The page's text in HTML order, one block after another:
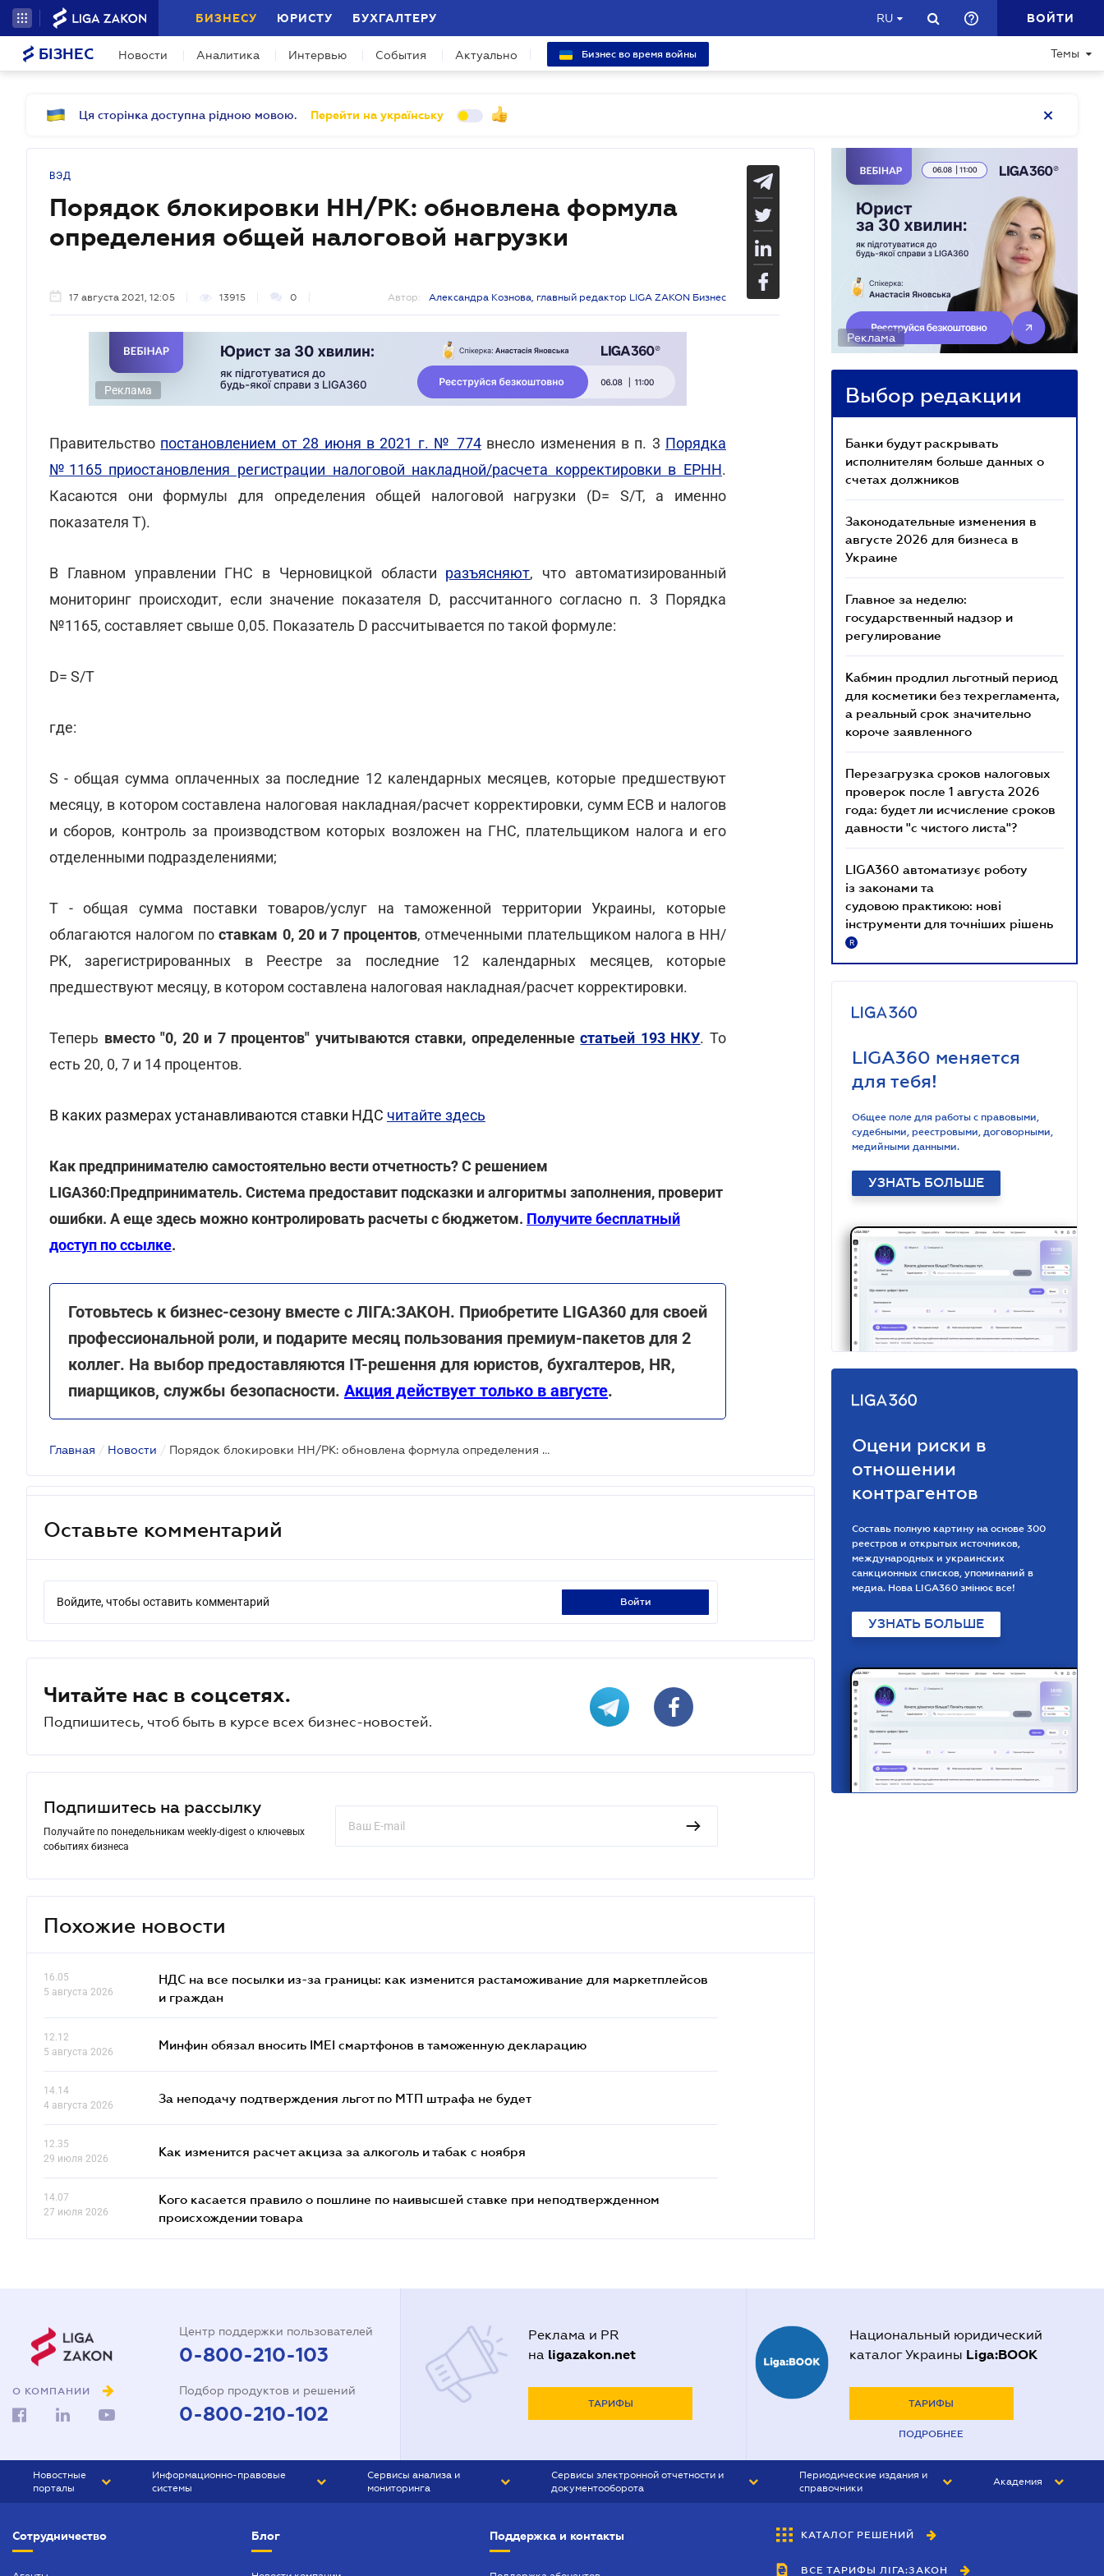
БИЗНЕСУ ЮРИСТУ БУХГАЛТЕРУ RU ВОЙТИ
БІЗНЕС Новости Аналитика Интервью События Актуально Бизнес во время войны Темы
Ця сторінка доступна рідною мовою. Перейти на українську
ВЭД
Порядок блокировки НН/РК: обновлена формула
определения общей налоговой нагрузки
17 августа 2021, 12:05 13915 0 Автор: Александра Кознова, главный редактор LIGA ZAKON Бизнес
Реклама
Правительство постановлением от 28 июня в 2021 г. № 774внесло изменения в п. 3 Порядка
№1165 приостановления регистрации налоговой накладной/расчета корректировки в ЕРНН.
Касаются они формулы для определения общей налоговой нагрузки (D= S/T, а именно
показателя T).
В Главном управлении ГНС в Черновицкой области разъясняют, что автоматизированный
мониторинг происходит, если значение показателя D, рассчитанного согласно п. 3 Порядка
№1165, составляет свыше 0,05. Показатель D рассчитывается по такой формуле:
D= S/T
где:
S - общая сумма оплаченных за последние 12 календарных месяцев, которые предшествуют
месяцу, в котором составлена налоговая накладная/расчет корректировки, сумм ЕСВ и налогов
и сборов, контроль за производством которых возложен на ГНС, плательщиком налога и его
отделенными подразделениями;
T - общая сумма поставки товаров/услуг на таможенной территории Украины, которые
облагаются налогом поставкам 0, 20 и 7 процентов, отмеченными плательщиком налога в НН/
РК, зарегистрированных в Реестре за последние 12 календарных месяцев, которые
предшествуют месяцу, в котором составлена налоговая накладная/расчет корректировки.
Теперь вместо "0, 20 и 7 процентов" учитываются ставки, определенныестатьей 193 НКУ. То
есть 20, 0, 7 и 14 процентов.
В каких размерах устанавливаются ставки НДС читайте здесь
Как предпринимателю самостоятельно вести отчетность? С решением
LIGA360:Предприниматель. Система предоставит подсказки и алгоритмы заполнения, проверит
ошибки. А еще здесь можно контролировать расчеты с бюджетом. Получите бесплатный
доступ по ссылке.
Готовьтесь к бизнес-сезону вместе с ЛІГА:ЗАКОН. Приобретите LIGA360 для своей
профессиональной роли, и подарите месяц пользования премиум-пакетов для 2
коллег. На выбор предоставляются ІТ-решення для юристов, бухгалтеров, HR,
пиарщиков, службы безопасности. Акция действует только в августе.
Главная / Новости / Порядок блокировки НН/РК: обновлена формула определения общей налоговой нагрузки
Оставьте комментарий
Войдите, чтобы оставить комментарий войти
Читайте нас в соцсетях.
Подпишитесь, чтоб быть в курсе всех бизнес-новостей.
Подпишитесь на рассылку
Получайте по понедельникам weekly-digest о ключевых
событиях бизнеса
Похожие новости
16.05
5 августа 2026
НДС на все посылки из-за границы: как изменится растаможивание для маркетплейсов
и граждан
12.12
5 августа 2026
Минфин обязал вносить IMEI смартфонов в таможенную декларацию
14.14
4 августа 2026
За неподачу подтверждения льгот по МТП штрафа не будет
12.35
29 июля 2026
Как изменится расчет акциза за алкоголь и табак с ноября
14.07
27 июля 2026
Кого касается правило о пошлине по наивысшей ставке при неподтвержденном
происхождении товара
Реклама
Выбор редакции
Банки будут раскрывать
исполнителям больше данных о
счетах должников
Законодательные изменения в
августе 2026 для бизнеса в
Украине
Главное за неделю:
государственный надзор и
регулирование
Кабмин продлил льготный период
для косметики без техрегламента,
а реальный срок значительно
короче заявленного
Перезагрузка сроков налоговых
проверок после 1 августа 2026
года: будет ли исчисление сроков
давности "с чистого листа"?
LIGA360 автоматизує роботу
із законами та
судовою практикою: нові
інструменти для точніших рішень
R
LIGA360 меняется
для тебя!
Общее поле для работы с правовыми,
судебными, реестровыми, договорными,
медийными данными.
УЗНАТЬ БОЛЬШЕ
Оцени риски в
отношении
контрагентов
Составь полную картину на основе 300
реестров и открытых источников,
международных и украинских
санкционных списков, упоминаний в
медиа. Нова LIGA360 змінює все!
УЗНАТЬ БОЛЬШЕ
О КОМПАНИИ
Центр поддержки пользователей
0-800-210-103
Подбор продуктов и решений
0-800-210-102
Реклама и PR
на ligazakon.net
ТАРИФЫ
Национальный юридический
каталог Украины Liga:BOOK
ТАРИФЫ
ПОДРОБНЕЕ
Новостные
порталы
БИЗНЕС
Информационно-правовые
системы
Сервисы анализа и
мониторинга
Сервисы электронной отчетности и
документооборота
Периодические издания и
справочники
БУХГАЛТЕР&ЗАКОН
ВЕСТНИК МСФО
Академия
Сотрудничество Блог Поддержка и контакты КАТАЛОГ РЕШЕНИЙ
ВСЕ ТАРИФЫ ЛІГА:ЗАКОН